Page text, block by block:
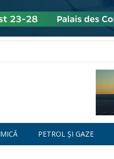
PETROL ȘI GAZE